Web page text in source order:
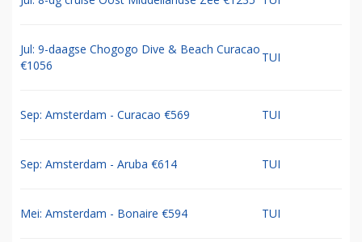
Jul: 9-daagse Chogogo Dive & Beach Curacao
€1056
TUI
Sep: Amsterdam - Curacao €569 TUI
Sep: Amsterdam - Aruba €614 TUI
Mei: Amsterdam - Bonaire €594 TUI